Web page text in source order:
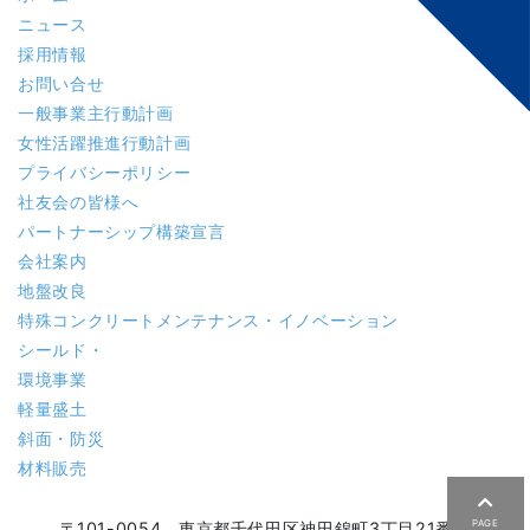
PAGE
ニュース
採用情報
お問い合せ
一般事業主行動計画
女性活躍推進行動計画
プライバシーポリシー
社友会の皆様へ
パートナーシップ構築宣言
会社案内
地盤改良
特殊コンクリート メンテナンス・イノベーション
シールド・
環境事業
軽量盛土
斜面・防災
材料販売